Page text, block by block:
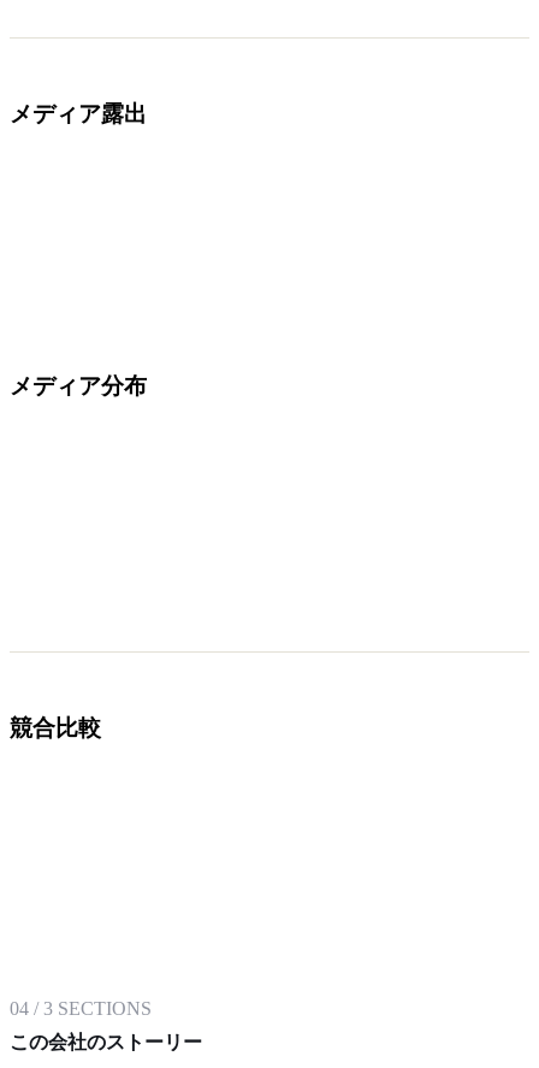
メディア露出
メディア分布
競合比較
04 /3 SECTIONS
この会社のストーリー